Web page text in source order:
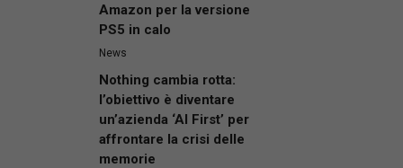
Amazon per la versione
PS5 in calo
News
Nothing cambia rotta:
l’obiettivo è diventare
un’azienda ‘AI First’ per
affrontare la crisi delle
memorie